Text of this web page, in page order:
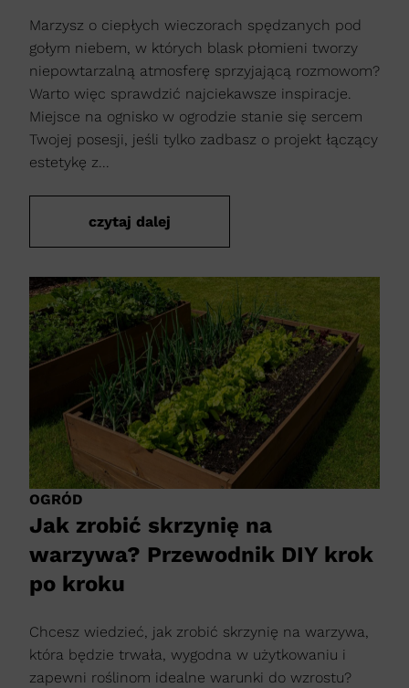
Marzysz o ciepłych wieczorach spędzanych pod
gołym niebem, w których blask płomieni tworzy
niepowtarzalną atmosferę sprzyjającą rozmowom?
Warto więc sprawdzić najciekawsze inspiracje.
Miejsce na ognisko w ogrodzie stanie się sercem
Twojej posesji, jeśli tylko zadbasz o projekt łączący
estetykę z...
czytaj dalej
OGRÓD
Jak zrobić skrzynię na
warzywa? Przewodnik DIY krok
po kroku
Chcesz wiedzieć, jak zrobić skrzynię na warzywa,
która będzie trwała, wygodna w użytkowaniu i
zapewni roślinom idealne warunki do wzrostu?